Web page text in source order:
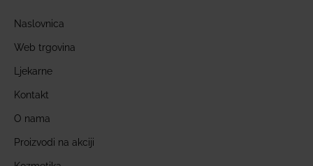
Naslovnica
Web trgovina
Ljekarne
Kontakt
O nama
Proizvodi na akciji